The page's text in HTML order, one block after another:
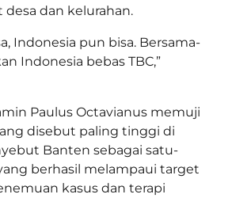
dan kelurahan.
Indonesia pun bisa. Bersama-
Indonesia bebas TBC,”
Paulus Octavianus memuji
disebut paling tinggi di
Banten sebagai satu-
berhasil melampaui target
kasus dan terapi